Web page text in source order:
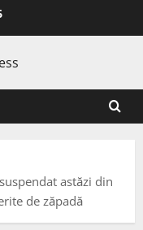
astăzi din
de zăpadă